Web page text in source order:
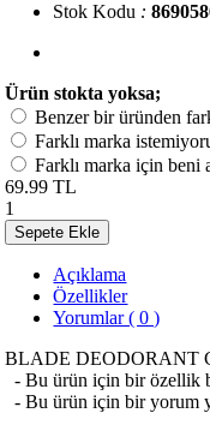
Stok Kodu :
Ürün stokta yoksa;
Benzer bir üründen
Farklı marka
Farklı marka için beni
69.99 TL
1
Sepete Ekle
Açıklama
Özellikler
Yorumlar ( 0 )
BLADE DEODORANT
- Bu ürün için bir özellik
- Bu ürün için bir yorum